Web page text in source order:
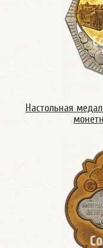
Настольная